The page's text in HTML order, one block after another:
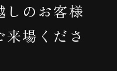
しのお客様
場くださ